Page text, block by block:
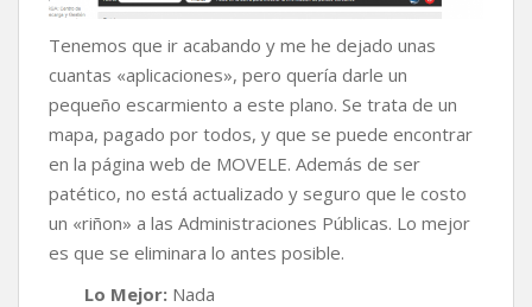
Tenemos que ir acabando y me he dejado unas
cuantas «aplicaciones», pero quería darle un
pequeño escarmiento a este plano. Se trata de un
mapa, pagado por todos, y que se puede encontrar
en la página web de MOVELE. Además de ser
patético, no está actualizado y seguro que le costo
un «riñon» a las Administraciones Públicas. Lo mejor
es que se eliminara lo antes posible.
Lo Mejor: Nada